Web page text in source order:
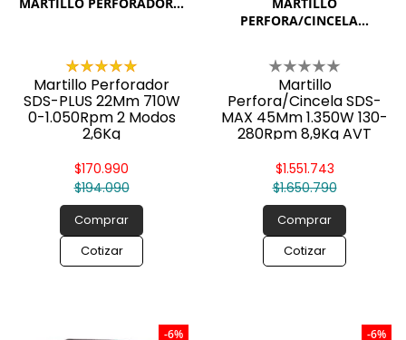
Martillo Perforador
SDS-PLUS 22Mm 710W
0-1.050Rpm 2 Modos
2,6Kg
$194.090
$170.990
Comprar
Cotizar
PERFORA/CINCELA...
Martillo
Perfora/Cincela SDS-
MAX 45Mm 1.350W 130-
280Rpm 8,9Kg AVT
$1.650.790
$1.551.743
Comprar
Cotizar
-6% -6%